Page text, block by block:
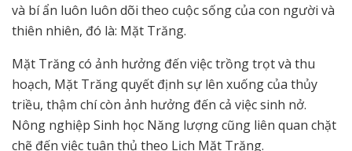
và bí ẩn luôn luôn dõi theo cuộc sống của con người và
thiên nhiên, đó là: Mặt Trăng.
Mặt Trăng có ảnh hưởng đến việc trồng trọt và thu
hoạch, Mặt Trăng quyết định sự lên xuống của thủy
triều, thậm chí còn ảnh hưởng đến cả việc sinh nở.
Nông nghiệp Sinh học Năng lượng cũng liên quan chặt
chẽ đến việc tuân thủ theo Lịch Mặt Trăng.